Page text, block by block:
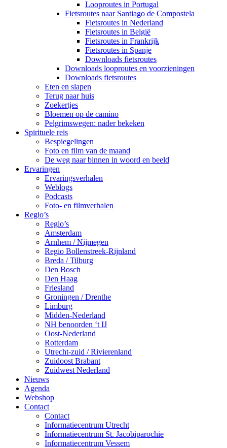
Looproutes in Portugal
Fietsroutes naar Santiago de Compostela
Fietsroutes in Nederland
Fietsroutes in België
Fietsroutes in Frankrijk
Fietsroutes in Spanje
Downloads fietsroutes
Downloads looproutes en voorzieningen
Downloads fietsroutes
Eten en slapen
Terug naar huis
Zoekertjes
Bloemen op de camino
Pelgrimswegen: nader bekeken
Spirituele reis
Bespiegelingen
Foto en film van de maand
De weg naar binnen in woord en beeld
Ervaringen
Ervaringsverhalen
Weblogs
Podcasts
Foto- en filmverhalen
Regio’s
Regio’s
Amsterdam
Arnhem / Nijmegen
Regio Bollenstreek-Rijnland
Breda / Tilburg
Den Bosch
Den Haag
Friesland
Groningen / Drenthe
Limburg
Midden-Nederland
NH benoorden ‘t IJ
Oost-Nederland
Rotterdam
Utrecht-zuid / Rivierenland
Zuidoost Brabant
Zuidwest Nederland
Nieuws
Agenda
Webshop
Contact
Contact
Informatiecentrum Utrecht
Informatiecentrum St. Jacobiparochie
Informatiecentrum Vessem